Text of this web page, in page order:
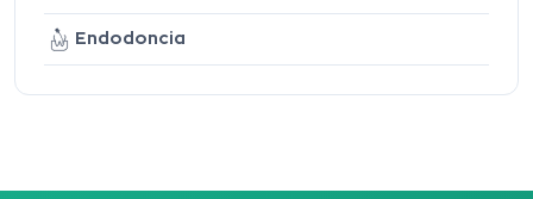
Endodoncia